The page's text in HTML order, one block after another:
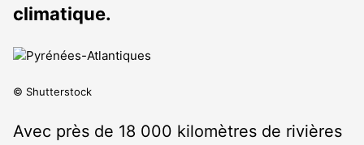
climatique.
© Shutterstock
Avec près de 18 000 kilomètres de rivières